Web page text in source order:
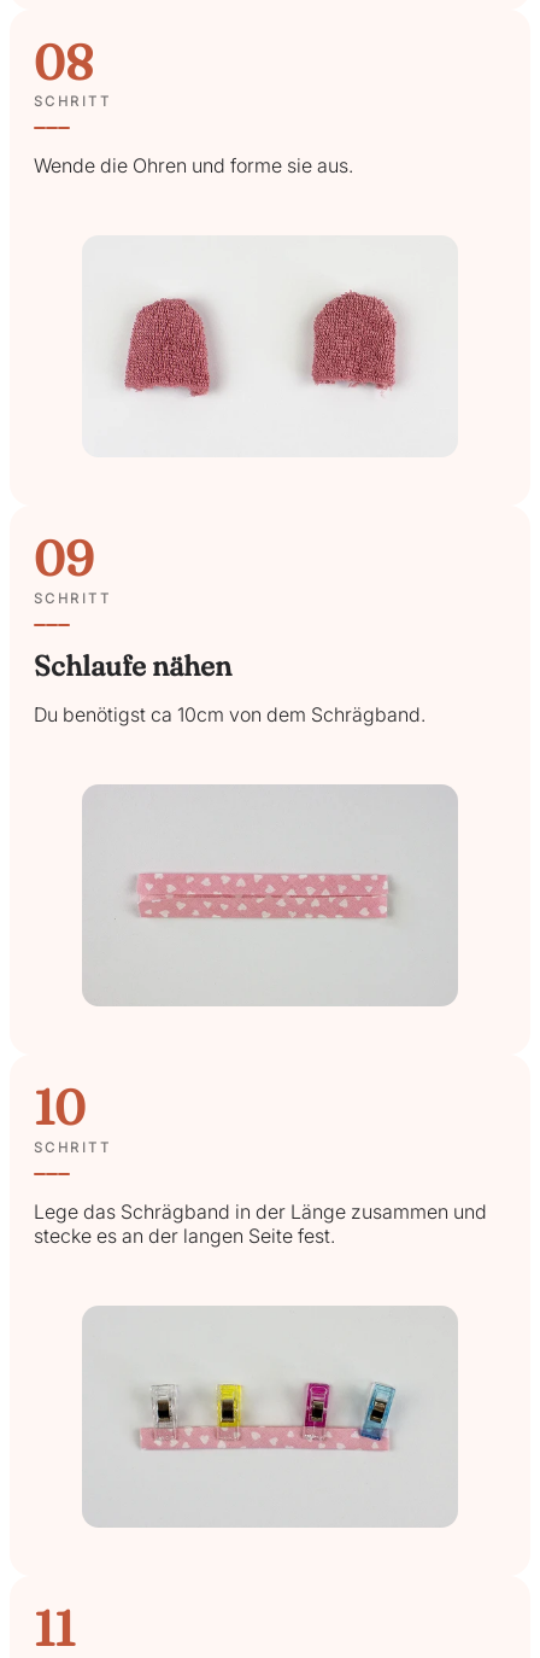
08
SCHRITT
Wende die Ohren und forme sie aus.
09
SCHRITT
Schlaufe nähen
Du benötigst ca 10cm von dem Schrägband.
10
SCHRITT
Lege das Schrägband in der Länge zusammen und
stecke es an der langen Seite fest.
11